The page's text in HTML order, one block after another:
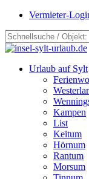
Vermieter-
Urlaub auf Sylt
Kampen
List
Keitum
Hörnum
Rantum
Morsum